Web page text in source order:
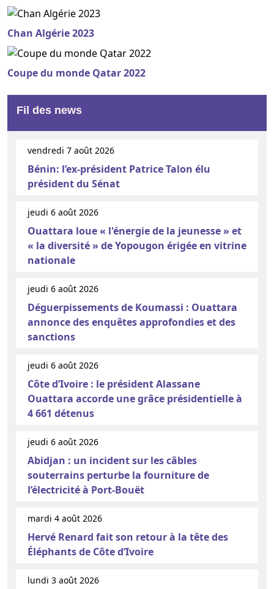
Chan Algérie 2023
Coupe du monde Qatar 2022
Fil des news
vendredi 7 août 2026
Bénin: l’ex-président Patrice Talon élu
président du Sénat
jeudi 6 août 2026
Ouattara loue « l'énergie de la jeunesse » et
« la diversité » de Yopougon érigée en vitrine
nationale
jeudi 6 août 2026
Déguerpissements de Koumassi : Ouattara
annonce des enquêtes approfondies et des
sanctions
jeudi 6 août 2026
Côte d’Ivoire : le président Alassane
Ouattara accorde une grâce présidentielle à
4 661 détenus
jeudi 6 août 2026
Abidjan : un incident sur les câbles
souterrains perturbe la fourniture de
l’électricité à Port-Bouët
mardi 4 août 2026
Hervé Renard fait son retour à la tête des
Éléphants de Côte d’Ivoire
lundi 3 août 2026